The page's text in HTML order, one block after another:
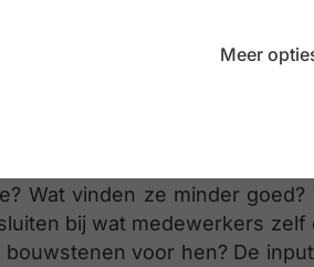
De Lijn
voor verschillende
minstens 12 tot 20
van een halve dag
Wat vinden ze minder goed?
bij wat medewerkers zelf
voor hen? De
Meer